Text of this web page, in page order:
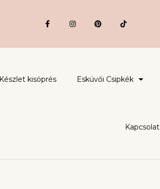
Készlet kisöprés Esküvői Csipkék
Kapcsolat